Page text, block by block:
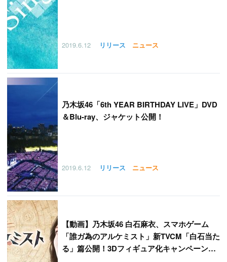
2019.6.12 リリース ニュース
乃木坂46「6th YEAR BIRTHDAY LIVE」DVD
＆Blu-ray、ジャケット公開！
2019.6.12 リリース ニュース
【動画】乃木坂46 白石麻衣、スマホゲーム
「誰ガ為のアルケミスト」新TVCM「白石当た
る」篇公開！3Dフィギュア化キャンペーン開